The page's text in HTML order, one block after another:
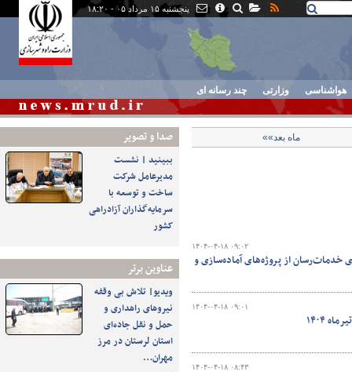
پنجشنبه ۱۵ مرداد ۰۵ - ۱۸:۲۰
هواشناسی وزارتی چند رسانه ای
صدا و تصوير
ببینید | نشست
مدیرعامل شرکت
ساخت و توسعه با
سرمایه‌گذاران آزادراهی
کشور
عناوین برتر
ویدیو| تلاش بی وقفه
نیروهای راهداری و
حمل و نقل جاده‌ای
استان لرستان در مرز
مهران…
ماه بعد»»
۱۴۰۴-۰۴-۱۸ ۰۹:۰۲
خدمات‌رسان از پروژه‌های آماده‌سازی و
۱۴۰۴-۰۴-۱۸ ۰۹:۰۱
۱۴۰۴-۰۴-۱۸ ۰۸:۴۳